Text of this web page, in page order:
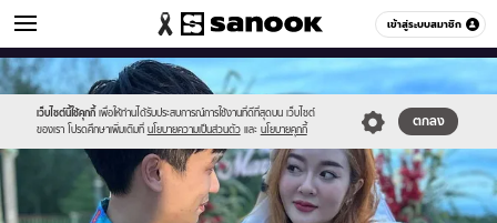
เข้าสู่ระบบสมาชิก
ข่าวบันเทิง หมวดอื่นๆ
เว็บไซต์นี้ใช้คุกกี้ เพื่อให้ท่านได้รับประสบการณ์การใช้งานที่ดีที่สุดบน เว็บไซต์
ของเรา โปรดศึกษาเพิ่มเติมที่ นโยบายความเป็นส่วนตัว และ นโยบายคุกกี้
ตกลง
Sanook
//s.isanook.com/sr/0/images/logo-
new-
sanook.png
600
60
//s.isanook.com/ns/0/ud/1783/8919242/kp001.jpg